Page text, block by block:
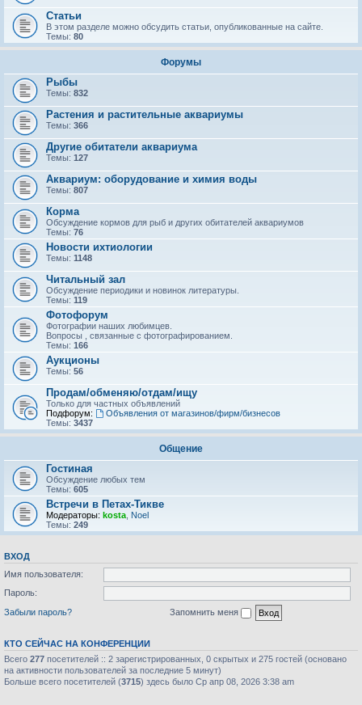
Статьи
В этом разделе можно обсудить статьи, опубликованные на сайте.
Темы: 80
Форумы
Рыбы
Темы: 832
Растения и растительные аквариумы
Темы: 366
Другие обитатели аквариума
Темы: 127
Аквариум: оборудование и химия воды
Темы: 807
Корма
Обсуждение кормов для рыб и других обитателей аквариумов
Темы: 76
Новости ихтиологии
Темы: 1148
Читальный зал
Обсуждение периодики и новинок литературы.
Темы: 119
Фотофорум
Фотографии наших любимцев.
Вопросы , связанные с фотографированием.
Темы: 166
Аукционы
Темы: 56
Продам/обменяю/отдам/ищу
Только для частных объявлений
Подфорум:
Объявления от магазинов/фирм/бизнесов
Темы: 3437
Общение
Гостиная
Обсуждение любых тем
Темы: 605
Встречи в Петах-Тикве
Модераторы: kosta Noel
Темы: 249
ВХОД
Имя пользователя:
Пароль:
Забыли пароль?
Запомнить меня
КТО СЕЙЧАС НА КОНФЕРЕНЦИИ
Всего 277 посетителей :: 2 зарегистрированных, 0 скрытых и 275 гостей (основано
на активности пользователей за последние 5 минут)
Больше всего посетителей (3715) здесь было Ср апр 08, 2026 3:38 am